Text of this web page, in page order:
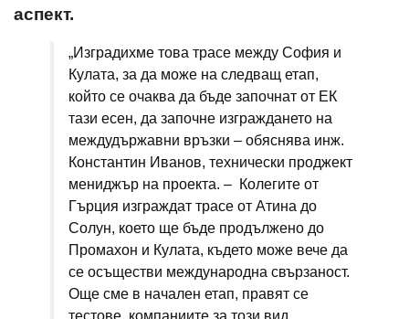
аспект.
„Изградихме това трасе между София и
Кулата, за да може на следващ етап,
който се очаква да бъде започнат от ЕК
тази есен, да започне изграждането на
междудържавни връзки – обяснява инж.
Константин Иванов, технически проджект
мениджър на проекта. – Колегите от
Гърция изграждат трасе от Атина до
Солун, което ще бъде продължено до
Промахон и Кулата, където може вече да
се осъществи международна свързаност.
Още сме в начален етап, правят се